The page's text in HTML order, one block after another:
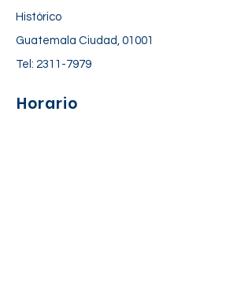
Histórico
Guatemala Ciudad, 01001
Tel: 2311-7979
Horario